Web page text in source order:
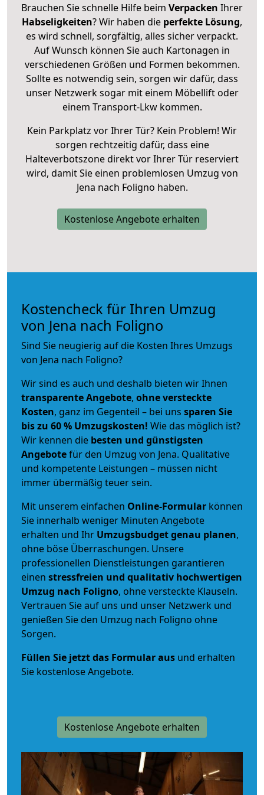
Brauchen Sie schnelle Hilfe beim Verpacken Ihrer
Habseligkeiten? Wir haben die perfekte Lösung,
es wird schnell, sorgfältig, alles sicher verpackt.
Auf Wunsch können Sie auch Kartonagen in
verschiedenen Größen und Formen bekommen.
Sollte es notwendig sein, sorgen wir dafür, dass
unser Netzwerk sogar mit einem Möbellift oder
einem Transport-Lkw kommen.
Kein Parkplatz vor Ihrer Tür? Kein Problem! Wir
sorgen rechtzeitig dafür, dass eine
Halteverbotszone direkt vor Ihrer Tür reserviert
wird, damit Sie einen problemlosen Umzug von
Jena nach Foligno haben.
Kostenlose Angebote erhalten
Kostencheck für Ihren Umzug
von Jena nach Foligno
Sind Sie neugierig auf die Kosten Ihres Umzugs
von Jena nach Foligno?
Wir sind es auch und deshalb bieten wir Ihnen
transparente Angebote, ohne versteckte
Kosten, ganz im Gegenteil – bei uns sparen Sie
bis zu 60 % Umzugskosten! Wie das möglich ist?
Wir kennen die besten und günstigsten
Angebotefür den Umzug von Jena. Qualitative
und kompetente Leistungen – müssen nicht
immer übermäßig teuer sein.
Mit unserem einfachen Online-Formular können
Sie innerhalb weniger Minuten Angebote
erhalten und Ihr Umzugsbudgetgenau planen,
ohne böse Überraschungen. Unsere
professionellen Dienstleistungen garantieren
einen stressfreien und qualitativ hochwertigen
Umzug nach Foligno, ohne versteckte Klauseln.
Vertrauen Sie auf uns und unser Netzwerk und
genießen Sie den Umzug nach Foligno ohne
Sorgen.
Füllen Sie jetzt das Formular aus und erhalten
Sie kostenlose Angebote.
Kostenlose Angebote erhalten